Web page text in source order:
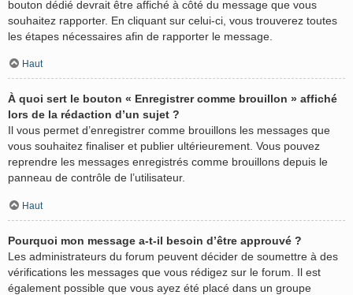
bouton dédié devrait être affiché à côté du message que vous
souhaitez rapporter. En cliquant sur celui-ci, vous trouverez toutes
les étapes nécessaires afin de rapporter le message.
Haut
À quoi sert le bouton « Enregistrer comme brouillon » affiché
lors de la rédaction d’un sujet ?
Il vous permet d’enregistrer comme brouillons les messages que
vous souhaitez finaliser et publier ultérieurement. Vous pouvez
reprendre les messages enregistrés comme brouillons depuis le
panneau de contrôle de l’utilisateur.
Haut
Pourquoi mon message a-t-il besoin d’être approuvé ?
Les administrateurs du forum peuvent décider de soumettre à des
vérifications les messages que vous rédigez sur le forum. Il est
également possible que vous ayez été placé dans un groupe